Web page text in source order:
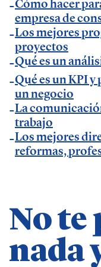
— Entrevista en
Marcos De La
— Participación
España 2023.
Temáticas de
| pequeños
desarrollo de
Cómo hacer
empresa de
Los mejores
proyectos
Qué es un
Qué es un KPI
un negocio
La
trabajo
Los mejores
reformas,
No te
nada